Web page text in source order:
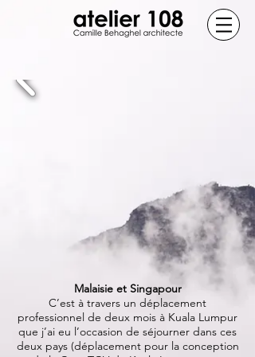
Malaisie et Singapour
C’est à travers un déplacement
professionnel de deux mois à Kuala Lumpur
que j’ai eu l’occasion de séjourner dans ces
deux pays (déplacement pour la conception